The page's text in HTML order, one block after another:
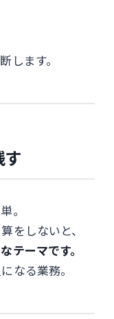
します。
。
をしないと、
テーマです。
なる業務。